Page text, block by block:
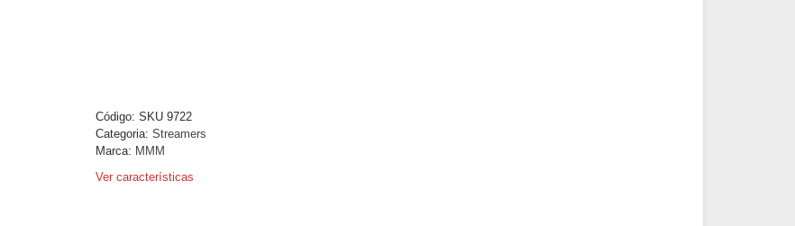
Código: SKU 9722
Categoria: Streamers
Marca: MMM
Ver características